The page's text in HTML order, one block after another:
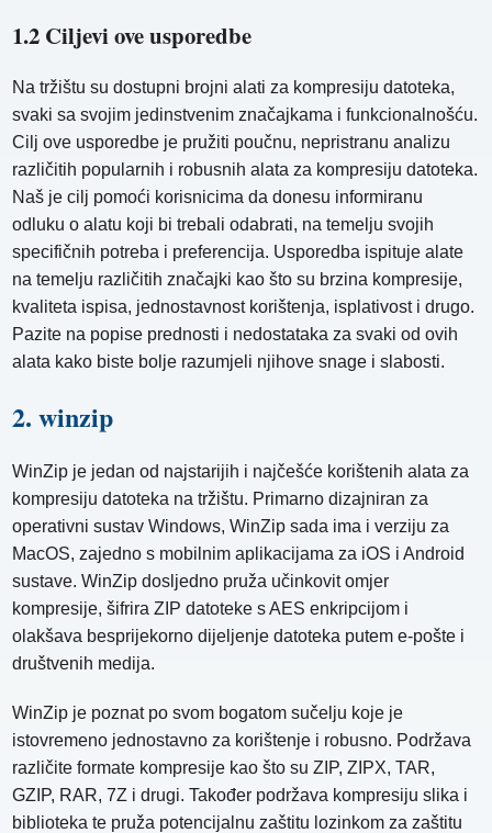
1.2 Ciljevi ove usporedbe
Na tržištu su dostupni brojni alati za kompresiju datoteka,
svaki sa svojim jedinstvenim značajkama i funkcionalnošću.
Cilj ove usporedbe je pružiti poučnu, nepristranu analizu
različitih popularnih i robusnih alata za kompresiju datoteka.
Naš je cilj pomoći korisnicima da donesu informiranu
odluku o alatu koji bi trebali odabrati, na temelju svojih
specifičnih potreba i preferencija. Usporedba ispituje alate
na temelju različitih značajki kao što su brzina kompresije,
kvaliteta ispisa, jednostavnost korištenja, isplativost i drugo.
Pazite na popise prednosti i nedostataka za svaki od ovih
alata kako biste bolje razumjeli njihove snage i slabosti.
2. winzip
WinZip je jedan od najstarijih i najčešće korištenih alata za
kompresiju datoteka na tržištu. Primarno dizajniran za
operativni sustav Windows, WinZip sada ima i verziju za
MacOS, zajedno s mobilnim aplikacijama za iOS i Android
sustave. WinZip dosljedno pruža učinkovit omjer
kompresije, šifrira ZIP datoteke s AES enkripcijom i
olakšava besprijekorno dijeljenje datoteka putem e-pošte i
društvenih medija.
WinZip je poznat po svom bogatom sučelju koje je
istovremeno jednostavno za korištenje i robusno. Podržava
različite formate kompresije kao što su ZIP, ZIPX, TAR,
GZIP, RAR, 7Z i drugi. Također podržava kompresiju slika i
biblioteka te pruža potencijalnu zaštitu lozinkom za zaštitu